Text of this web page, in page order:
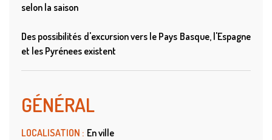
selon la saison
Des possibilités d'excursion vers le Pays Basque, l'Espagne
et les Pyrénees existent
GÉNÉRAL
LOCALISATION : En ville